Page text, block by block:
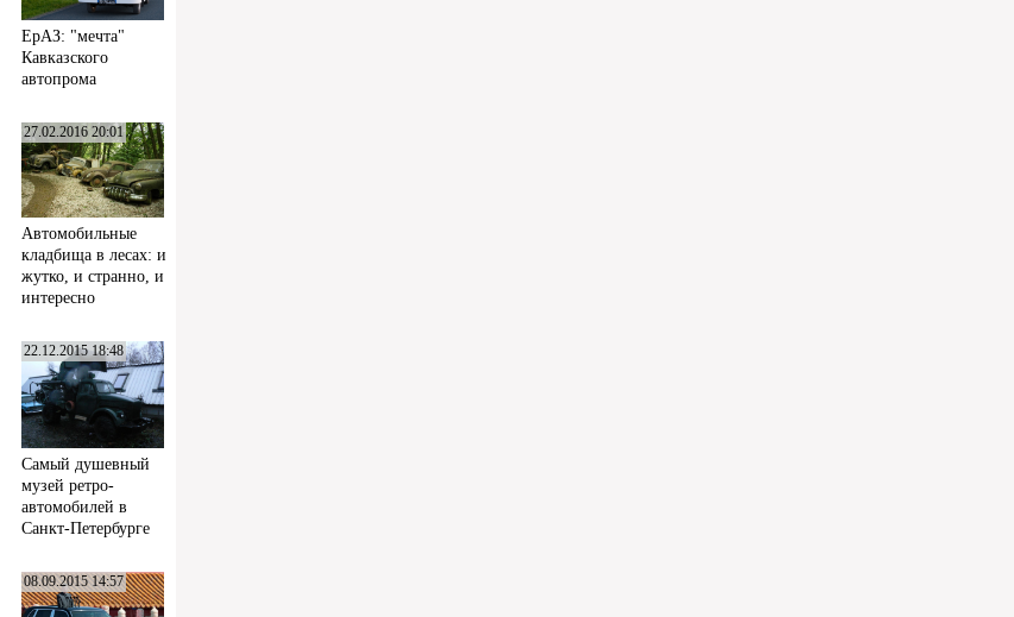
ЕрАЗ: "мечта"
Кавказского
автопрома
27.02.2016 20:01
Автомобильные
кладбища в лесах: и
жутко, и странно, и
интересно
22.12.2015 18:48
Самый душевный
музей ретро-
автомобилей в
Санкт-Петербурге
08.09.2015 14:57